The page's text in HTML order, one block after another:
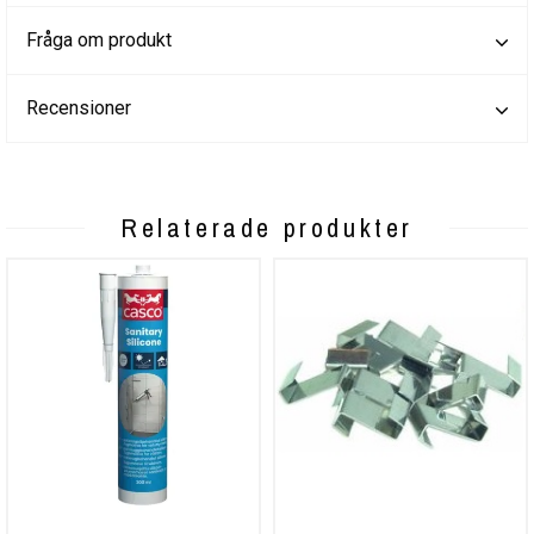
Fråga om produkt
Recensioner
Relaterade produkter